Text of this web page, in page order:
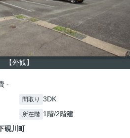
【外観】
-
間取り 3DK
所在階 1階/2階建
硯川町